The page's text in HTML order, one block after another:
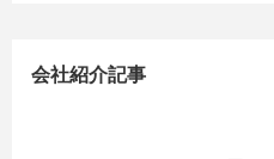
「日研を知るべき10の理由」
会社紹介記事